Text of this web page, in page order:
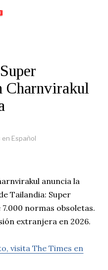
Charnvirakul
en Español
anuncia la
Tailandia: Super
normas obsoletas.
extranjera en 2026.
visita The Times en